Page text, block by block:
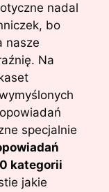
nadal
bo
nasze
Na
specjalnie
kategorii
jakie